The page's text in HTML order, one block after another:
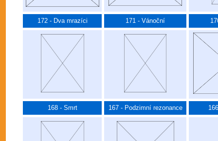
172 - Dva mrazíci 171 - Vánoční
168 - Smrt 167 - Podzimní rezonance